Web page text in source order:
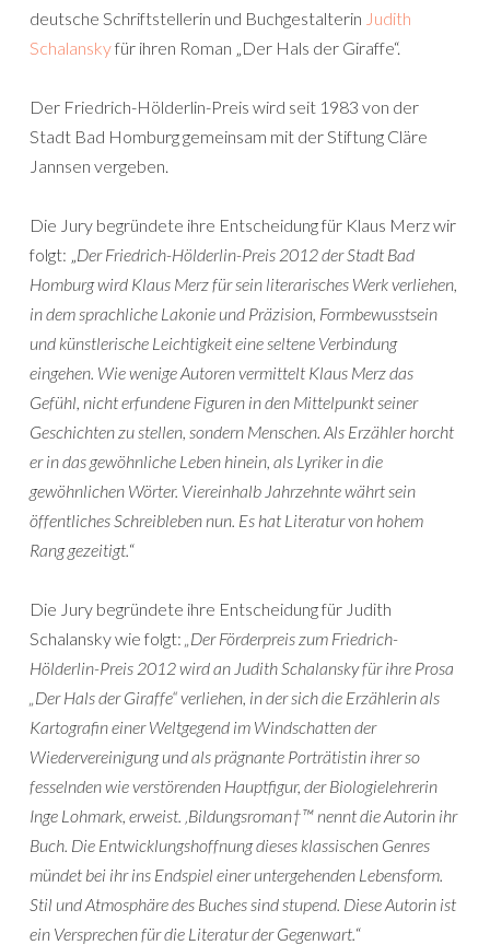
deutsche Schriftstellerin und Buchgestalterin Judith
Schalanskyfür ihren Roman „Der Hals der Giraffe“.
Der Friedrich-Hölderlin-Preis wird seit 1983 von der
Stadt Bad Homburg gemeinsam mit der Stiftung Cläre
Jannsen vergeben.
Die Jury begründete ihre Entscheidung für Klaus Merz wir
folgt: „Der Friedrich-Hölderlin-Preis 2012 der Stadt Bad
Homburg wird Klaus Merz für sein literarisches Werk verliehen,
in dem sprachliche Lakonie und Präzision, Formbewusstsein
und künstlerische Leichtigkeit eine seltene Verbindung
eingehen. Wie wenige Autoren vermittelt Klaus Merz das
Gefühl, nicht erfundene Figuren in den Mittelpunkt seiner
Geschichten zu stellen, sondern Menschen. Als Erzähler horcht
er in das gewöhnliche Leben hinein, als Lyriker in die
gewöhnlichen Wörter. Viereinhalb Jahrzehnte währt sein
öffentliches Schreibleben nun. Es hat Literatur von hohem
Rang gezeitigt.“
Die Jury begründete ihre Entscheidung für Judith
Schalansky wie folgt: „Der Förderpreis zum Friedrich-
Hölderlin-Preis 2012 wird an Judith Schalansky für ihre Prosa
„Der Hals der Giraffe“ verliehen, in der sich die Erzählerin als
Kartografin einer Weltgegend im Windschatten der
Wiedervereinigung und als prägnante Porträtistin ihrer so
fesselnden wie verstörenden Hauptfigur, der Biologielehrerin
Inge Lohmark, erweist. ‚Bildungsroman†™ nennt die Autorin ihr
Buch. Die Entwicklungshoffnung dieses klassischen Genres
mündet bei ihr ins Endspiel einer untergehenden Lebensform.
Stil und Atmosphäre des Buches sind stupend. Diese Autorin ist
ein Versprechen für die Literatur der Gegenwart.“